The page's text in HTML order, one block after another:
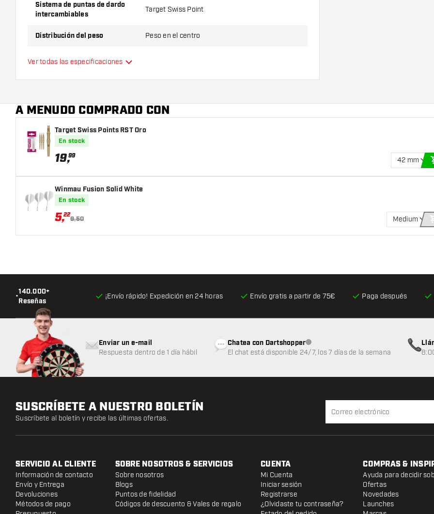
Sistema de puntas de dardo
intercambiables
Target Swiss Point
Distribución del peso Peso en el centro
Material de dardo
Agarre de punta de dardo
Forma de nariz de dardo
Zona de agarre de dardos
Forma de dardo
Peso del dardo
Ver todas las especificaciones
A MENUDO COMPRADO CON
Target Swiss Points RST Oro
En stock
19,99
42 mm
Winmau Fusion Solid White
En stock
5,22
9,50 Medium
•
140.000+
Reseñas
¡Envío rápido! Expedición en 24 horas Envío gratis a partir de 75€ Paga después
Enviar un e-mail
Respuesta dentro de 1 día hábil
Chatea con DartshopperAtención al cliente no disponible
El chat está disponible 24/7, los 7 días de la semana
SUSCRÍBETE A NUESTRO BOLETÍN
Suscríbete al boletín y recibe las últimas ofertas.
SERVICIO AL CLIENTE
Información de contacto
Envío y Entrega
Devoluciones
Métodos de pago
SOBRE NOSOTROS & SERVICIOS
Sobre nosotros
Blogs
Puntos de fidelidad
Códigos de descuento & Vales de regalo
CUENTA
Mi Cuenta
Iniciar sesión
Registrarse
¿Olvidaste tu contraseña?
COMPRAS &
Ayuda para decidir
Ofertas
Novedades
Launches